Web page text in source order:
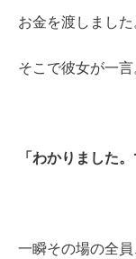
お金を渡しました
そこで彼女が一言
「わかりました
一瞬その場の全員